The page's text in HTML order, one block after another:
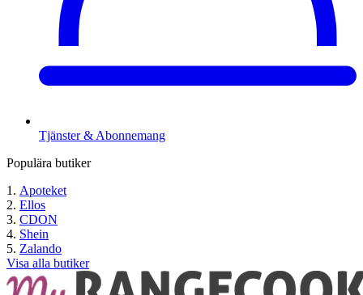
Tjänster & Abonnemang
Populära butiker
Apoteket
Ellos
CDON
Shein
Zalando
Visa alla butiker